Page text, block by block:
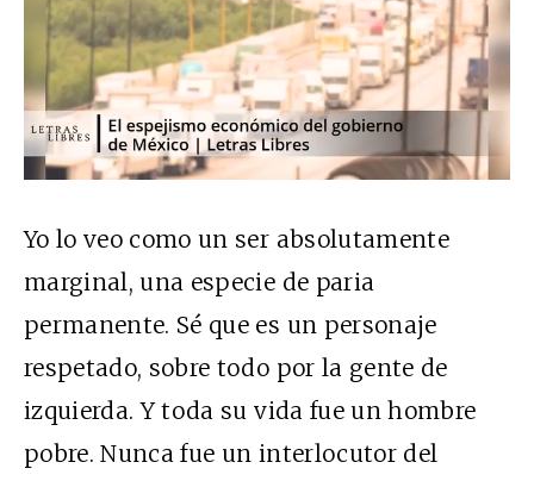
Yo lo veo como un ser absolutamente
marginal, una especie de paria
permanente. Sé que es un personaje
respetado, sobre todo por la gente de
izquierda. Y toda su vida fue un hombre
pobre. Nunca fue un interlocutor del